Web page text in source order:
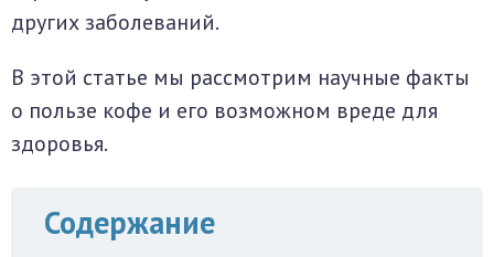
других заболеваний.
В этой статье мы рассмотрим научные факты
о пользе кофе и его возможном вреде для
здоровья.
Содержание